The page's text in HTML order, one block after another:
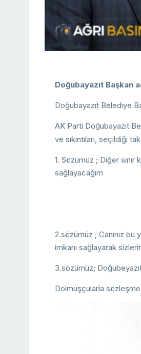
Doğubayazıt Başkan
Doğubayazıt Belediye
AK Parti Doğubayazıt
ve sıkıntıları, seçildiği
1. Sözümüz ; Diğer
sağlayacağım
2.sözümüz ; Canınız
imkanı sağlayarak
3.sözümüz;
Dolmuşçularla